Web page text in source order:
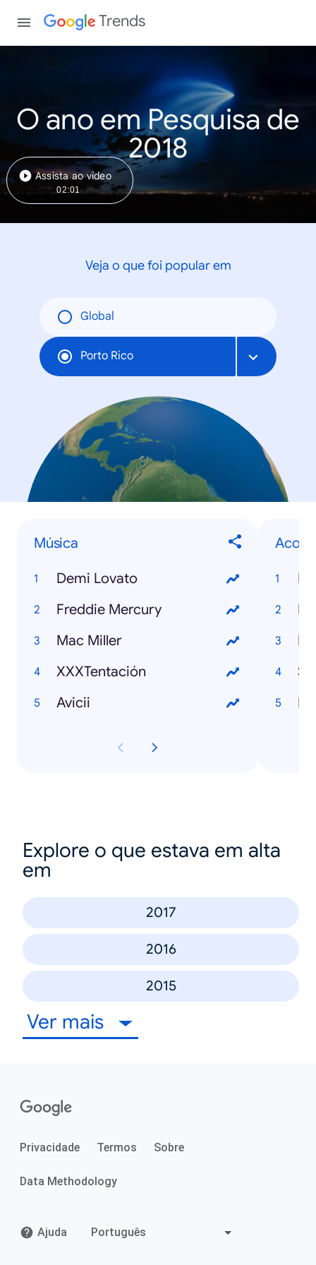
Trends
O ano em Pesquisa de
2018
Assista ao vídeo
02:01
Veja o que foi popular em
Global
Porto Rico
Música
Demi Lovato
Freddie Mercury
Mac Miller
XXXTentación
Avicii
Explore o que estava em alta
em
2017
2016
2015
Ver mais
Privacidade Termos Sobre
Data Methodology
Ajuda